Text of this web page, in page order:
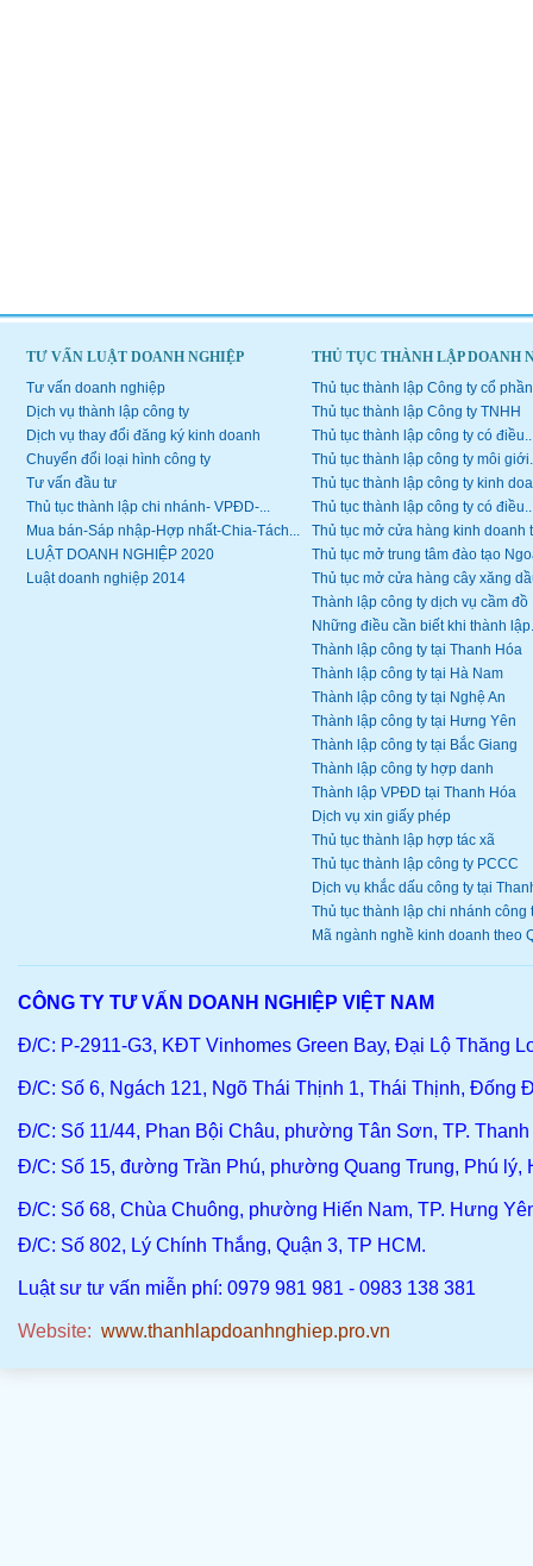
TƯ VẤN LUẬT DOANH NGHIỆP
Tư vấn doanh nghiệp
Dịch vụ thành lập công ty
Dịch vụ thay đổi đăng ký kinh doanh
Chuyển đổi loại hình công ty
Tư vấn đầu tư
Thủ tục thành lập chi nhánh- VPĐD-...
Mua bán-Sáp nhập-Hợp nhất-Chia-Tách...
LUẬT DOANH NGHIỆP 2020
Luật doanh nghiệp 2014
THỦ TỤC THÀNH LẬP DOANH
Thủ tục thành lập Công ty cổ phần
Thủ tục thành lập Công ty TNHH
Thủ tục thành lập công ty có
Thủ tục thành lập công ty môi
Thủ tục thành lập công ty kinh
Thủ tục thành lập công ty có
Thủ tục mở cửa hàng kinh doanh
Thủ tục mở trung tâm đào tạo
Thủ tục mở cửa hàng cây xăng
Thành lập công ty dịch vụ cầm đồ
Những điều cần biết khi thành
Thành lập công ty tại Thanh Hóa
Thành lập công ty tại Hà Nam
Thành lập công ty tại Nghệ An
Thành lập công ty tại Hưng Yên
Thành lập công ty tại Bắc Giang
Thành lập công ty hợp danh
Thành lập VPĐD tại Thanh Hóa
Dịch vụ xin giấy phép
Thủ tục thành lập hợp tác xã
Thủ tục thành lập công ty PCCC
Dịch vụ khắc dấu công ty tại
Thủ tục thành lập chi nhánh công
Mã ngành nghề kinh doanh theo
CÔNG TY TƯ VẤN DOANH NGHIỆP VIỆT NAM
Đ/C: P-2911-G3, KĐT Vinhomes Green Bay, Đại Lộ Thăng
Đ/C: Số 6, Ngách 121, Ngõ Thái Thịnh 1, Thái Thịnh, Đống
Đ/C: Số 11/44, Phan Bội Châu, phường Tân Sơn, TP.
Đ/C: Số 15, đường Trần Phú, phường Quang Trung, Phú lý,
Đ/C: Số 68, Chùa Chuông, phường Hiến Nam, TP. Hưng
Đ/C: Số 802, Lý Chính Thắng, Quận 3, TP HCM.
Luật sư tư vấn miễn phí: 0979 981 981 - 0983 138 381
Website: www.thanhlapdoanhnghiep.pro.vn